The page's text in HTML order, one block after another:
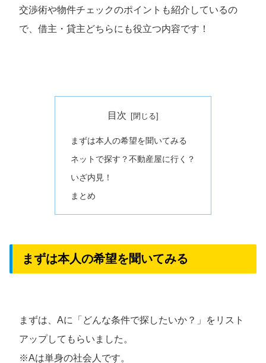
交渉術や物件チェックのポイントも紹介しているの
で、借主・貸主どちらにも役立つ内容です！
目次
まずは本人の希望を聞いてみる
ネットで探す？不動産屋に行く？
いざ内見！
まとめ
まずは本人の希望を聞いてみる
まずは、Aに「どんな条件で探したいか？」をリスト
アップしてもらいました。
※Aは単身の社会人です。